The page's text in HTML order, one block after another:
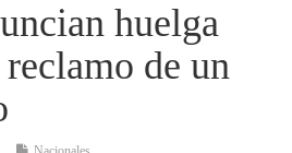
huelga
de un